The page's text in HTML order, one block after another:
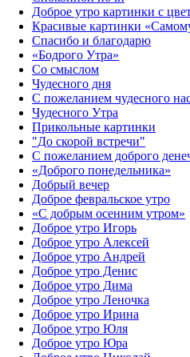
Доброе утро картинки с
Красивые картинки
Спасибо и благодарю
«‎Бодрого Утра»‎
Со смыслом
Чудесного дня
С пожеланием чудесного
Чудесного Утра
Прикольные картинки
"До скорой встречи"
С пожеланием доброго
«Доброго понедельника»‎
Добрый вечер
Доброе февральское утро
«С добрым осенним утром»‎
Доброе утро Игорь
Доброе утро Алексей
Доброе утро Андрей
Доброе утро Денис
Доброе утро Дима
Доброе утро Леночка
Доброе утро Ирина
Доброе утро Юля
Доброе утро Юра